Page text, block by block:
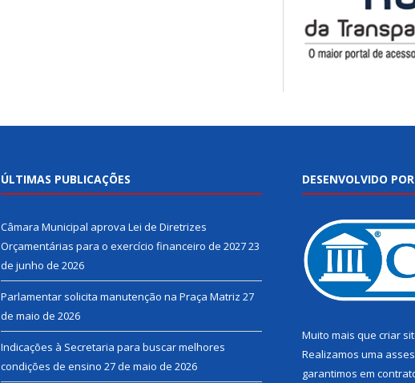
ÚLTIMAS PUBLICAÇÕES
Câmara Municipal aprova Lei de Diretrizes
Orçamentárias para o exercício financeiro de 202723
de junho de 2026
Parlamentar solicita manutenção na Praça Matriz 27
de maio de 2026
Indicações à Secretaria para buscar melhores
condições de ensino 27 de maio de 2026
DESENVOLVIDO
Muito mais que criar
Realizamos uma
garantimos em